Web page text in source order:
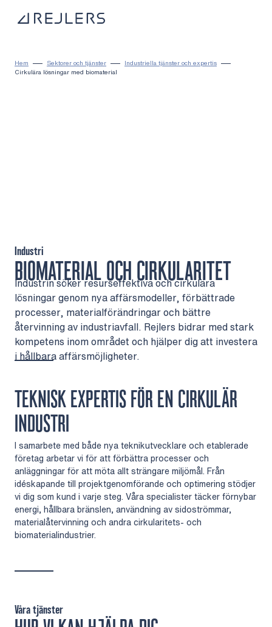
Hem Sektorer och tjänster
Industriella tjänster och expertis
Cirkulära lösningar med biomaterial
BIOMATERIAL OCH CIRKULARITET
Industri
Industrin söker resurseffektiva och cirkulära
lösningar genom nya affärsmodeller, förbättrade
processer, materialförändringar och bättre
återvinning av industriavfall. Rejlers bidrar med stark
kompetens inom området och hjälper dig att investera
i hållbara affärsmöjligheter.
TEKNISK EXPERTIS FÖR EN CIRKULÄR
INDUSTRI
I samarbete med både nya teknikutvecklare och etablerade
företag arbetar vi för att förbättra processer och
anläggningar för att möta allt strängare miljömål. Från
idéskapande till projektgenomförande och optimering stödjer
vi dig som kund i varje steg. Våra specialister täcker förnybar
energi, hållbara bränslen, användning av sidoströmmar,
materialåtervinning och andra cirkularitets- och
biomaterialindustrier.
Våra tjänster